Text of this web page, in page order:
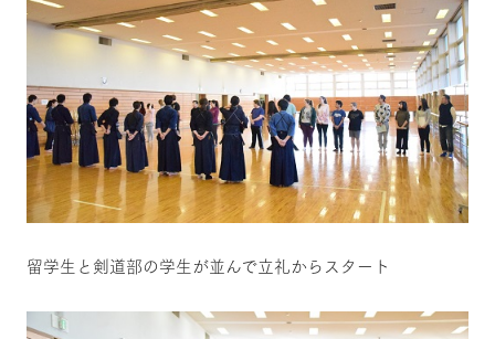
留学生と剣道部の学生が並んで立礼からスタート